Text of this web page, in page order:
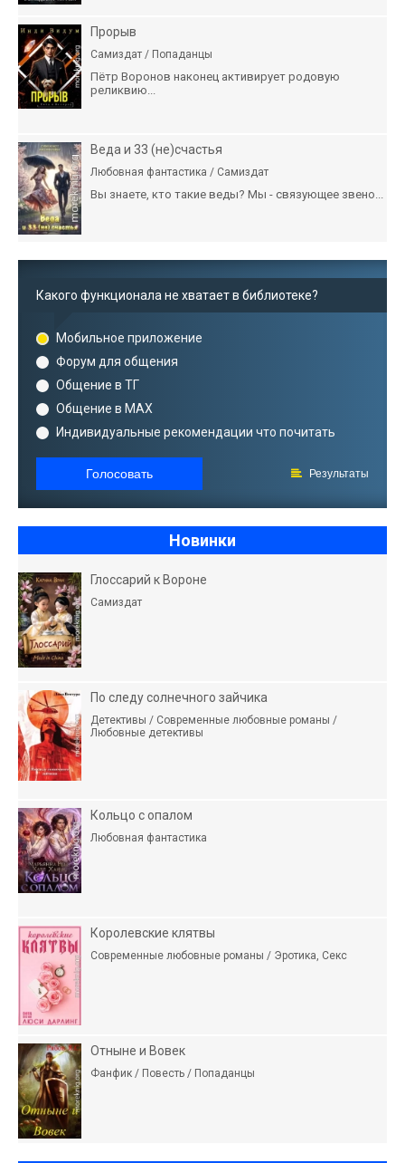
Прорыв
Самиздат / Попаданцы
Пётр Воронов наконец активирует родовую
реликвию...
Веда и 33 (не)счастья
Любовная фантастика / Самиздат
Вы знаете, кто такие веды? Мы - связующее звено...
Какого функционала не хватает в библиотеке?
Мобильное приложение
Форум для общения
Общение в ТГ
Общение в MAX
Индивидуальные рекомендации что почитать
Голосовать Результаты
Новинки
Глоссарий к Вороне
Самиздат
По следу солнечного зайчика
Детективы / Современные любовные романы /
Любовные детективы
Кольцо с опалом
Любовная фантастика
Королевские клятвы
Современные любовные романы / Эротика, Секс
Отныне и Вовек
Фанфик / Повесть / Попаданцы